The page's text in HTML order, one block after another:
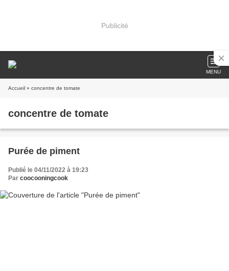
Publicité
MENU
Accueil » concentre de tomate
concentre de tomate
Purée de piment
Publié le 04/11/2022 à 19:23
Par coocooningcook